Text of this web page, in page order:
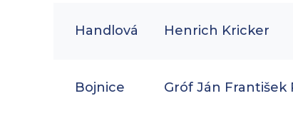
Handlová Henrich Kricker
Bojnice Gróf Ján František